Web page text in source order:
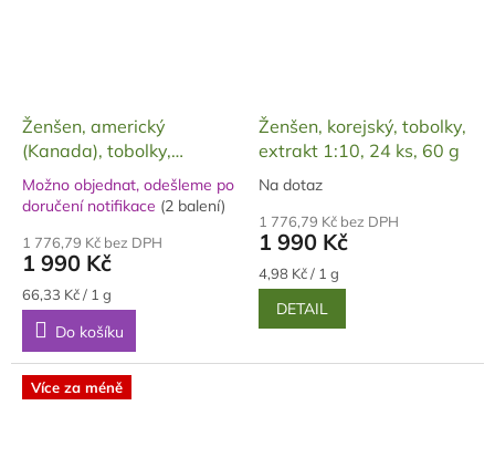
Ženšen, americký
(Kanada), tobolky,
želatinové, 60 ks, 30 g
Průměrné
produktu
je
z
Možno objednat, odešleme po
doručení notifikace (2 balení)
1 776,79 Kč bez DPH
1 990 Kč
Měrná
cena:
66,33 Kč / 1 g
Do košíku
Ženšen, korejský, tobolky,
extrakt 1:10, 24 ks, 60 g
Průměrné
produktu
je
5,0
z
hvězdiček.
Na dotaz
1 776,79 Kč bez DPH
1 990 Kč
Měrná
cena:
4,98 Kč / 1 g
DETAIL
Více za méně